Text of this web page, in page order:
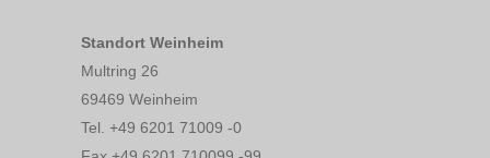
Standort Weinheim
Multring 26
69469 Weinheim
Tel. +49 6201 71009 -0